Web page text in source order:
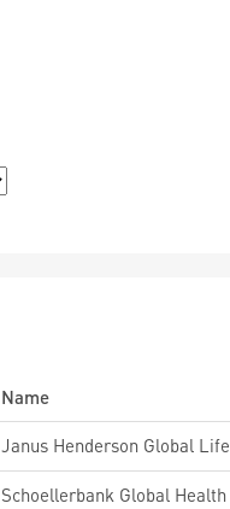
Name
Janus Henderson Global
Schoellerbank Global